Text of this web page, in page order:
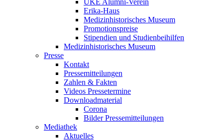
UKE Alumni-Verein
Erika-Haus
Medizinhistorisches Museum
Promotionspreise
Stipendien und Studienbeihilfen
Medizinhistorisches Museum
Presse
Kontakt
Pressemitteilungen
Zahlen & Fakten
Videos Pressetermine
Downloadmaterial
Corona
Bilder Pressemitteilungen
Mediathek
Aktuelles